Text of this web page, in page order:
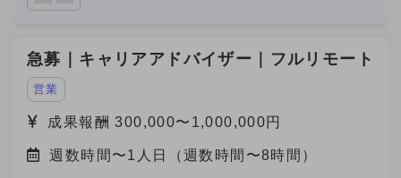
急募｜キャリアアドバイザー｜フルリモート
営業
成果報酬 300,000〜1,000,000円
週数時間〜1人日（週数時間〜8時間）